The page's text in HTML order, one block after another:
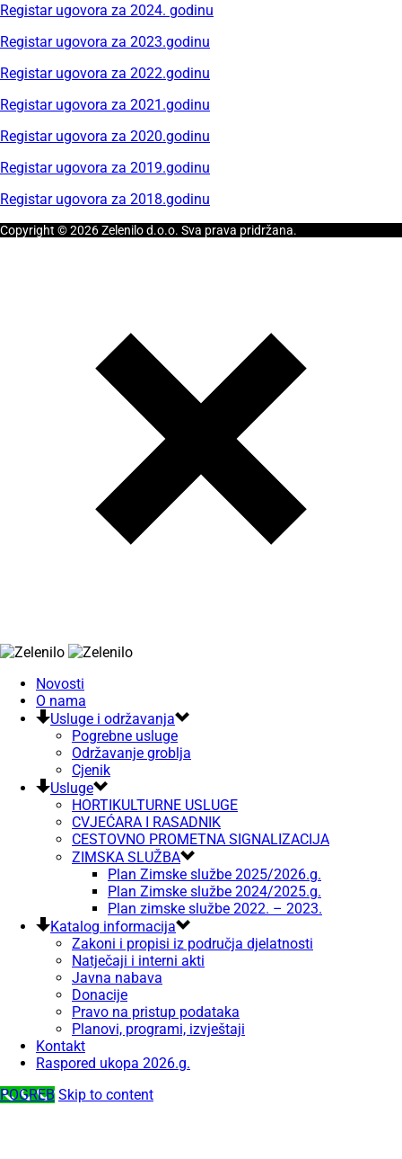
Registar ugovora za 2024. godinu
Registar ugovora za 2023.godinu
Registar ugovora za 2022.godinu
Registar ugovora za 2021.godinu
Registar ugovora za 2020.godinu
Registar ugovora za 2019.godinu
Registar ugovora za 2018.godinu
Copyright © 2026 Zelenilo d.o.o. Sva prava pridržana.
Novosti
O nama
Usluge i održavanja
Pogrebne usluge
Održavanje groblja
Cjenik
Usluge
HORTIKULTURNE USLUGE
CVJEĆARA I RASADNIK
CESTOVNO PROMETNA SIGNALIZACIJA
ZIMSKA SLUŽBA
Plan Zimske službe 2025/2026.g.
Plan Zimske službe 2024/2025.g.
Plan zimske službe 2022. – 2023.
Katalog informacija
Zakoni i propisi iz područja djelatnosti
Natječaji i interni akti
Javna nabava
Donacije
Pravo na pristup podataka
Planovi, programi, izvještaji
Kontakt
Raspored ukopa 2026.g.
POGREB Skip to content